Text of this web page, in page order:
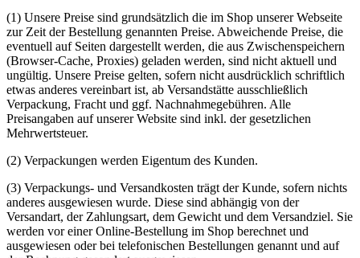
(1) Unsere Preise sind grundsätzlich die im Shop unserer Webseite
zur Zeit der Bestellung genannten Preise. Abweichende Preise, die
eventuell auf Seiten dargestellt werden, die aus Zwischenspeichern
(Browser-Cache, Proxies) geladen werden, sind nicht aktuell und
ungültig. Unsere Preise gelten, sofern nicht ausdrücklich schriftlich
etwas anderes vereinbart ist, ab Versandstätte ausschließlich
Verpackung, Fracht und ggf. Nachnahmegebühren. Alle
Preisangaben auf unserer Website sind inkl. der gesetzlichen
Mehrwertsteuer.
(2) Verpackungen werden Eigentum des Kunden.
(3) Verpackungs- und Versandkosten trägt der Kunde, sofern nichts
anderes ausgewiesen wurde. Diese sind abhängig von der
Versandart, der Zahlungsart, dem Gewicht und dem Versandziel. Sie
werden vor einer Online-Bestellung im Shop berechnet und
ausgewiesen oder bei telefonischen Bestellungen genannt und auf